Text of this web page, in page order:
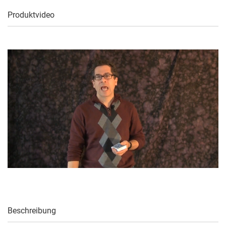
Produktvideo
Beschreibung